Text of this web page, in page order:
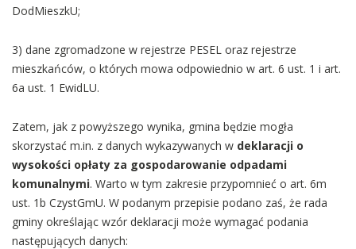
DodMieszkU;
3) dane zgromadzone w rejestrze PESEL oraz rejestrze
mieszkańców, o których mowa odpowiednio w art. 6 ust. 1 i art.
6a ust. 1 EwidLU.
Zatem, jak z powyższego wynika, gmina będzie mogła
skorzystać m.in. z danych wykazywanych w deklaracji o
wysokości opłaty za gospodarowanie odpadami
komunalnymi. Warto w tym zakresie przypomnieć o art. 6m
ust. 1b CzystGmU. W podanym przepisie podano zaś, że rada
gminy określając wzór deklaracji może wymagać podania
następujących danych: